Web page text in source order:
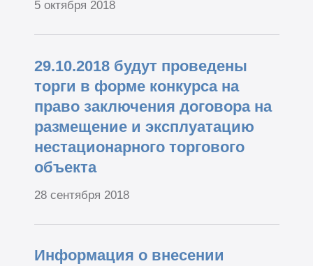
5 октября 2018
29.10.2018 будут проведены
торги в форме конкурса на
право заключения договора на
размещение и эксплуатацию
нестационарного торгового
объекта
28 сентября 2018
Информация о внесении